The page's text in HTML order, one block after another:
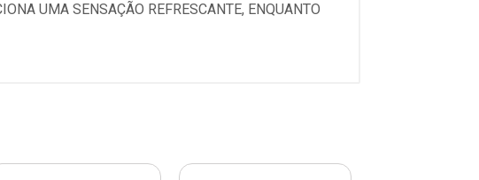
UMA SENSAÇÃO REFRESCANTE, ENQUANTO